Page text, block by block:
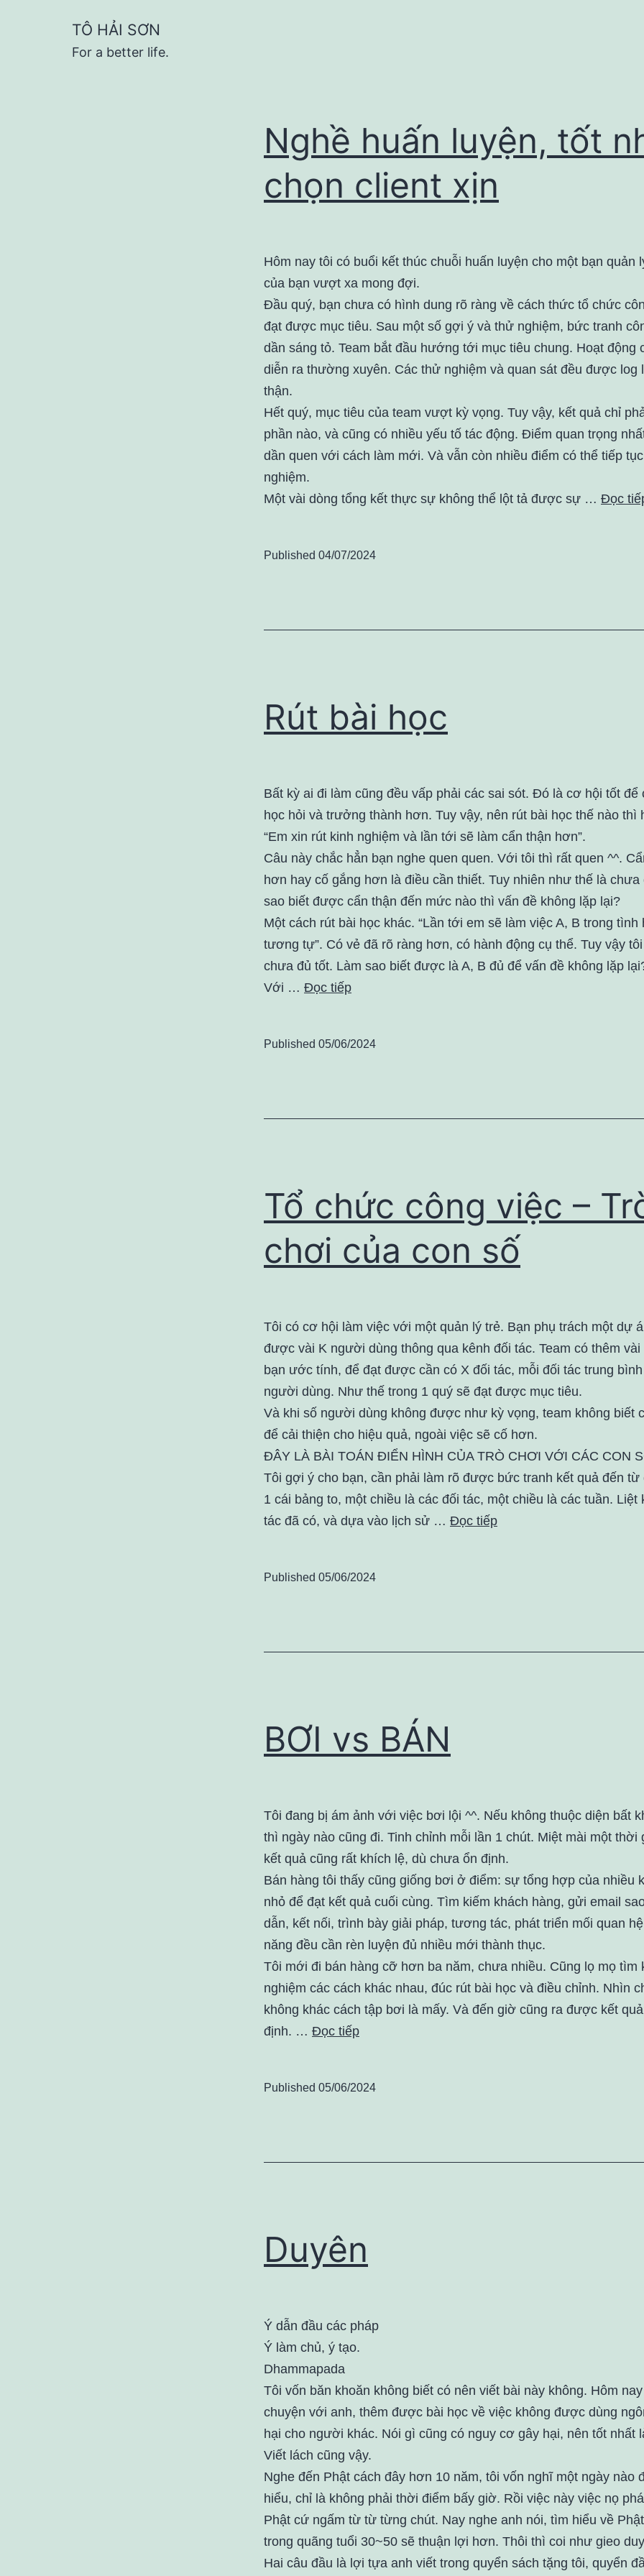
TÔ HẢI SƠN
For a better life.
Nghề huấn luyện, tốt
chọn client xịn
Hôm nay tôi có buổi kết thúc chuỗi huấn luyện cho một bạn quản
của bạn vượt xa mong đợi.
Đầu quý, bạn chưa có hình dung rõ ràng về cách thức tổ chức
đạt được mục tiêu. Sau một số gợi ý và thử nghiệm, bức tranh
dần sáng tỏ. Team bắt đầu hướng tới mục tiêu chung. Hoạt động
diễn ra thường xuyên. Các thử nghiệm và quan sát đều được log
thận.
Hết quý, mục tiêu của team vượt kỳ vọng. Tuy vậy, kết quả chỉ
phần nào, và cũng có nhiều yếu tố tác động. Điểm quan trọng
dần quen với cách làm mới. Và vẫn còn nhiều điểm có thể tiếp
nghiệm.
Một vài dòng tổng kết thực sự không thể lột tả được sự … Đọc
Published 04/07/2024
Rút bài học
Bất kỳ ai đi làm cũng đều vấp phải các sai sót. Đó là cơ hội tốt để
học hỏi và trưởng thành hơn. Tuy vậy, nên rút bài học thế nào thì
“Em xin rút kinh nghiệm và lần tới sẽ làm cẩn thận hơn”.
Câu này chắc hẳn bạn nghe quen quen. Với tôi thì rất quen ^^.
hơn hay cố gắng hơn là điều cần thiết. Tuy nhiên như thế là chưa
sao biết được cẩn thận đến mức nào thì vấn đề không lặp lại?
Một cách rút bài học khác. “Lần tới em sẽ làm việc A, B trong tình
tương tự”. Có vẻ đã rõ ràng hơn, có hành động cụ thể. Tuy vậy
chưa đủ tốt. Làm sao biết được là A, B đủ để vấn đề không lặp
Với … Đọc tiếp
Published 05/06/2024
Tổ chức công việc –
chơi của con số
Tôi có cơ hội làm việc với một quản lý trẻ. Bạn phụ trách một dự
được vài K người dùng thông qua kênh đối tác. Team có thêm vài
bạn ước tính, để đạt được cần có X đối tác, mỗi đối tác trung
người dùng. Như thế trong 1 quý sẽ đạt được mục tiêu.
Và khi số người dùng không được như kỳ vọng, team không biết
để cải thiện cho hiệu quả, ngoài việc sẽ cố hơn.
ĐÂY LÀ BÀI TOÁN ĐIỂN HÌNH CỦA TRÒ CHƠI VỚI CÁC CON
Tôi gợi ý cho bạn, cần phải làm rõ được bức tranh kết quả đến từ
1 cái bảng to, một chiều là các đối tác, một chiều là các tuần. Liệt
tác đã có, và dựa vào lịch sử … Đọc tiếp
Published 05/06/2024
BƠI vs BÁN
Tôi đang bị ám ảnh với việc bơi lội ^^. Nếu không thuộc diện bất
thì ngày nào cũng đi. Tinh chỉnh mỗi lần 1 chút. Miệt mài một thời
kết quả cũng rất khích lệ, dù chưa ổn định.
Bán hàng tôi thấy cũng giống bơi ở điểm: sự tổng hợp của nhiều
nhỏ để đạt kết quả cuối cùng. Tìm kiếm khách hàng, gửi email
dẫn, kết nối, trình bày giải pháp, tương tác, phát triển mối quan
năng đều cần rèn luyện đủ nhiều mới thành thục.
Tôi mới đi bán hàng cỡ hơn ba năm, chưa nhiều. Cũng lọ mọ tìm
nghiệm các cách khác nhau, đúc rút bài học và điều chỉnh. Nhìn
không khác cách tập bơi là mấy. Và đến giờ cũng ra được kết
định. … Đọc tiếp
Published 05/06/2024
Duyên
Ý dẫn đầu các pháp
Ý làm chủ, ý tạo.
Dhammapada
Tôi vốn băn khoăn không biết có nên viết bài này không. Hôm
chuyện với anh, thêm được bài học về việc không được dùng
hại cho người khác. Nói gì cũng có nguy cơ gây hại, nên tốt nhất
Viết lách cũng vậy.
Nghe đến Phật cách đây hơn 10 năm, tôi vốn nghĩ một ngày nào
hiểu, chỉ là không phải thời điểm bấy giờ. Rồi việc này việc nọ
Phật cứ ngấm từ từ từng chút. Nay nghe anh nói, tìm hiểu về
trong quãng tuổi 30~50 sẽ thuận lợi hơn. Thôi thì coi như gieo
Hai câu đầu là lợi tựa anh viết trong quyển sách tặng tôi, quyển